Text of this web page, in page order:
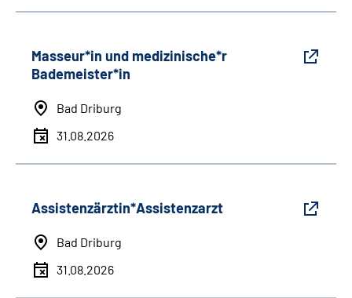
Masseur*in und medizinische*r
Bademeister*in
Bad Driburg
31.08.2026
Assistenzärztin*Assistenzarzt
Bad Driburg
31.08.2026